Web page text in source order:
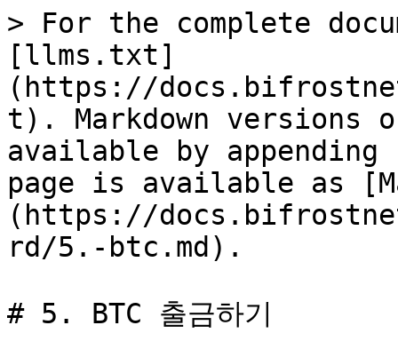
> For the complete
[llms.txt]
(https://
t). Markdown versions
available by
page is available as
(https://
rd/5.-btc.md).
# 5. BTC 출금하기